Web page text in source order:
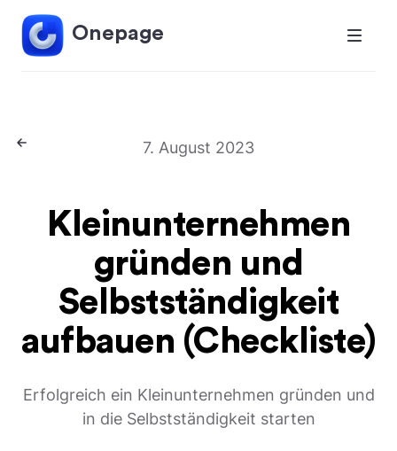
Onepage
7. August 2023
Kleinunternehmen
gründen und
Selbstständigkeit
aufbauen (Checkliste)
Erfolgreich ein Kleinunternehmen gründen und
in die Selbstständigkeit starten